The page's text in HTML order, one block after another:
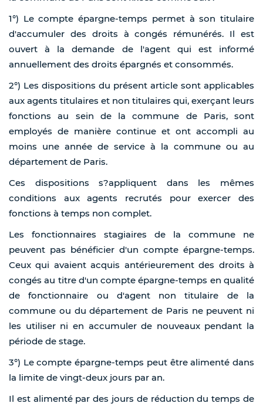
1°) Le compte épargne-temps permet à son titulaire
d'accumuler des droits à congés rémunérés. Il est
ouvert à la demande de l'agent qui est informé
annuellement des droits épargnés et consommés.
2°) Les dispositions du présent article sont applicables
aux agents titulaires et non titulaires qui, exerçant leurs
fonctions au sein de la commune de Paris, sont
employés de manière continue et ont accompli au
moins une année de service à la commune ou au
département de Paris.
Ces dispositions s?appliquent dans les mêmes
conditions aux agents recrutés pour exercer des
fonctions à temps non complet.
Les fonctionnaires stagiaires de la commune ne
peuvent pas bénéficier d'un compte épargne-temps.
Ceux qui avaient acquis antérieurement des droits à
congés au titre d'un compte épargne-temps en qualité
de fonctionnaire ou d'agent non titulaire de la
commune ou du département de Paris ne peuvent ni
les utiliser ni en accumuler de nouveaux pendant la
période de stage.
3°) Le compte épargne-temps peut être alimenté dans
la limite de vingt-deux jours par an.
Il est alimenté par des jours de réduction du temps de